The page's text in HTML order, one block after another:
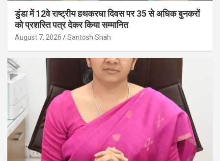
डुंडा में 12वे राष्ट्रीय हथकरघा दिवस पर 35 से अधिक बुनकरों
को प्रशस्ति पत्र देकर किया सम्मानित
August 7, 2026 Santosh Shah